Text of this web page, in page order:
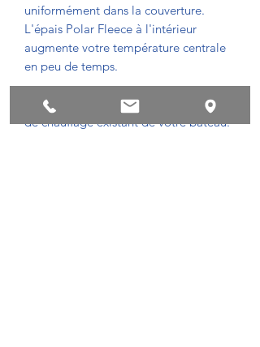
uniformément dans la couverture.
L'épais Polar Fleece à l'intérieur
augmente votre température centrale
en peu de temps.
*Fonctionne uniquement avec le tuyau
de chauffage existant de votre bateau.